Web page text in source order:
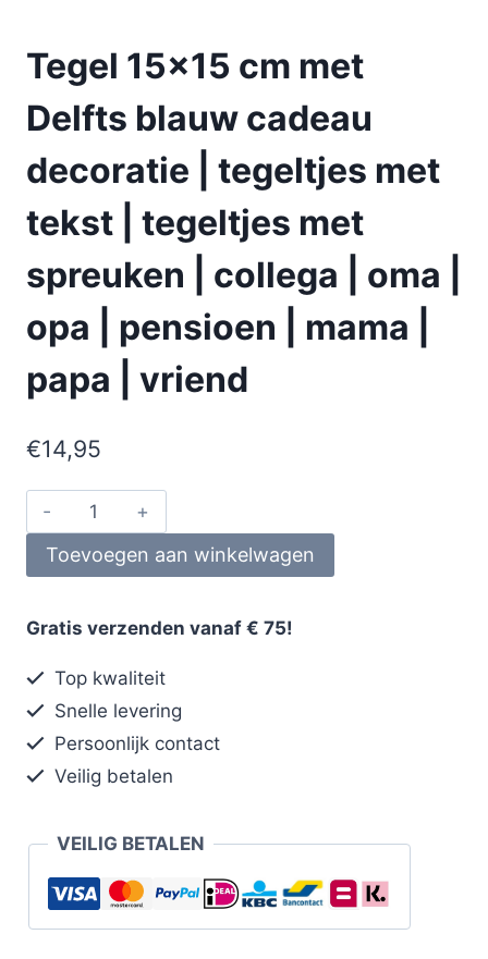
Tegel 15×15 cm met
Delfts blauw cadeau
decoratie | tegeltjes met
tekst | tegeltjes met
spreuken | collega | oma |
opa | pensioen | mama |
papa | vriend
€14,95
Toevoegen aan winkelwagen
Gratis verzenden vanaf € 75!
Top kwaliteit
Snelle levering
Persoonlijk contact
Veilig betalen
VEILIG BETALEN